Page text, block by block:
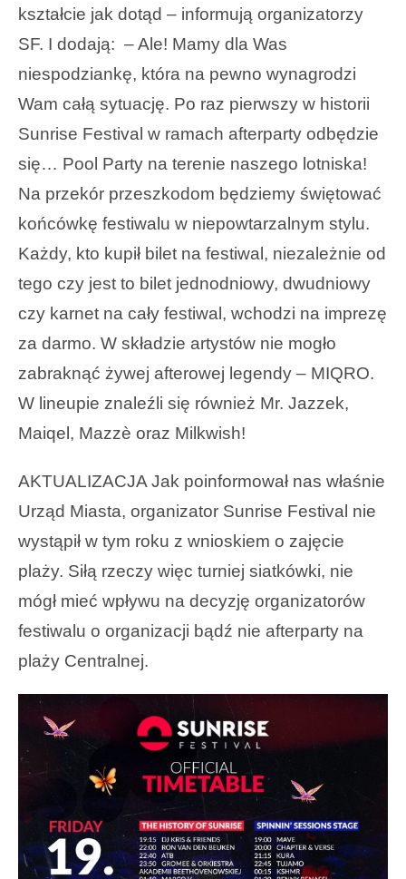
kształcie jak dotąd – informują organizatorzy
SF. I dodają: – Ale! Mamy dla Was
niespodziankę, która na pewno wynagrodzi
Wam całą sytuację. Po raz pierwszy w historii
Sunrise Festival w ramach afterparty odbędzie
się… Pool Party na terenie naszego lotniska!
Na przekór przeszkodom będziemy świętować
końcówkę festiwalu w niepowtarzalnym stylu.
Każdy, kto kupił bilet na festiwal, niezależnie od
tego czy jest to bilet jednodniowy, dwudniowy
czy karnet na cały festiwal, wchodzi na imprezę
za darmo. W składzie artystów nie mogło
zabraknąć żywej afterowej legendy – MIQRO.
W lineupie znaleźli się również Mr. Jazzek,
Maiqel, Mazzè oraz Milkwish!
AKTUALIZACJA Jak poinformował nas właśnie
Urząd Miasta, organizator Sunrise Festival nie
wystąpił w tym roku z wnioskiem o zajęcie
plaży. Siłą rzeczy więc turniej siatkówki, nie
mógł mieć wpływu na decyzję organizatorów
festiwalu o organizacji bądź nie afterparty na
plaży Centralnej.